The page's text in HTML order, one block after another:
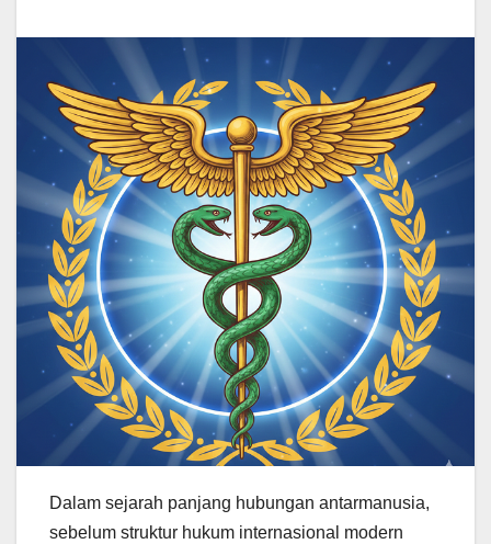
Dalam sejarah panjang hubungan antarmanusia,
sebelum struktur hukum internasional modern